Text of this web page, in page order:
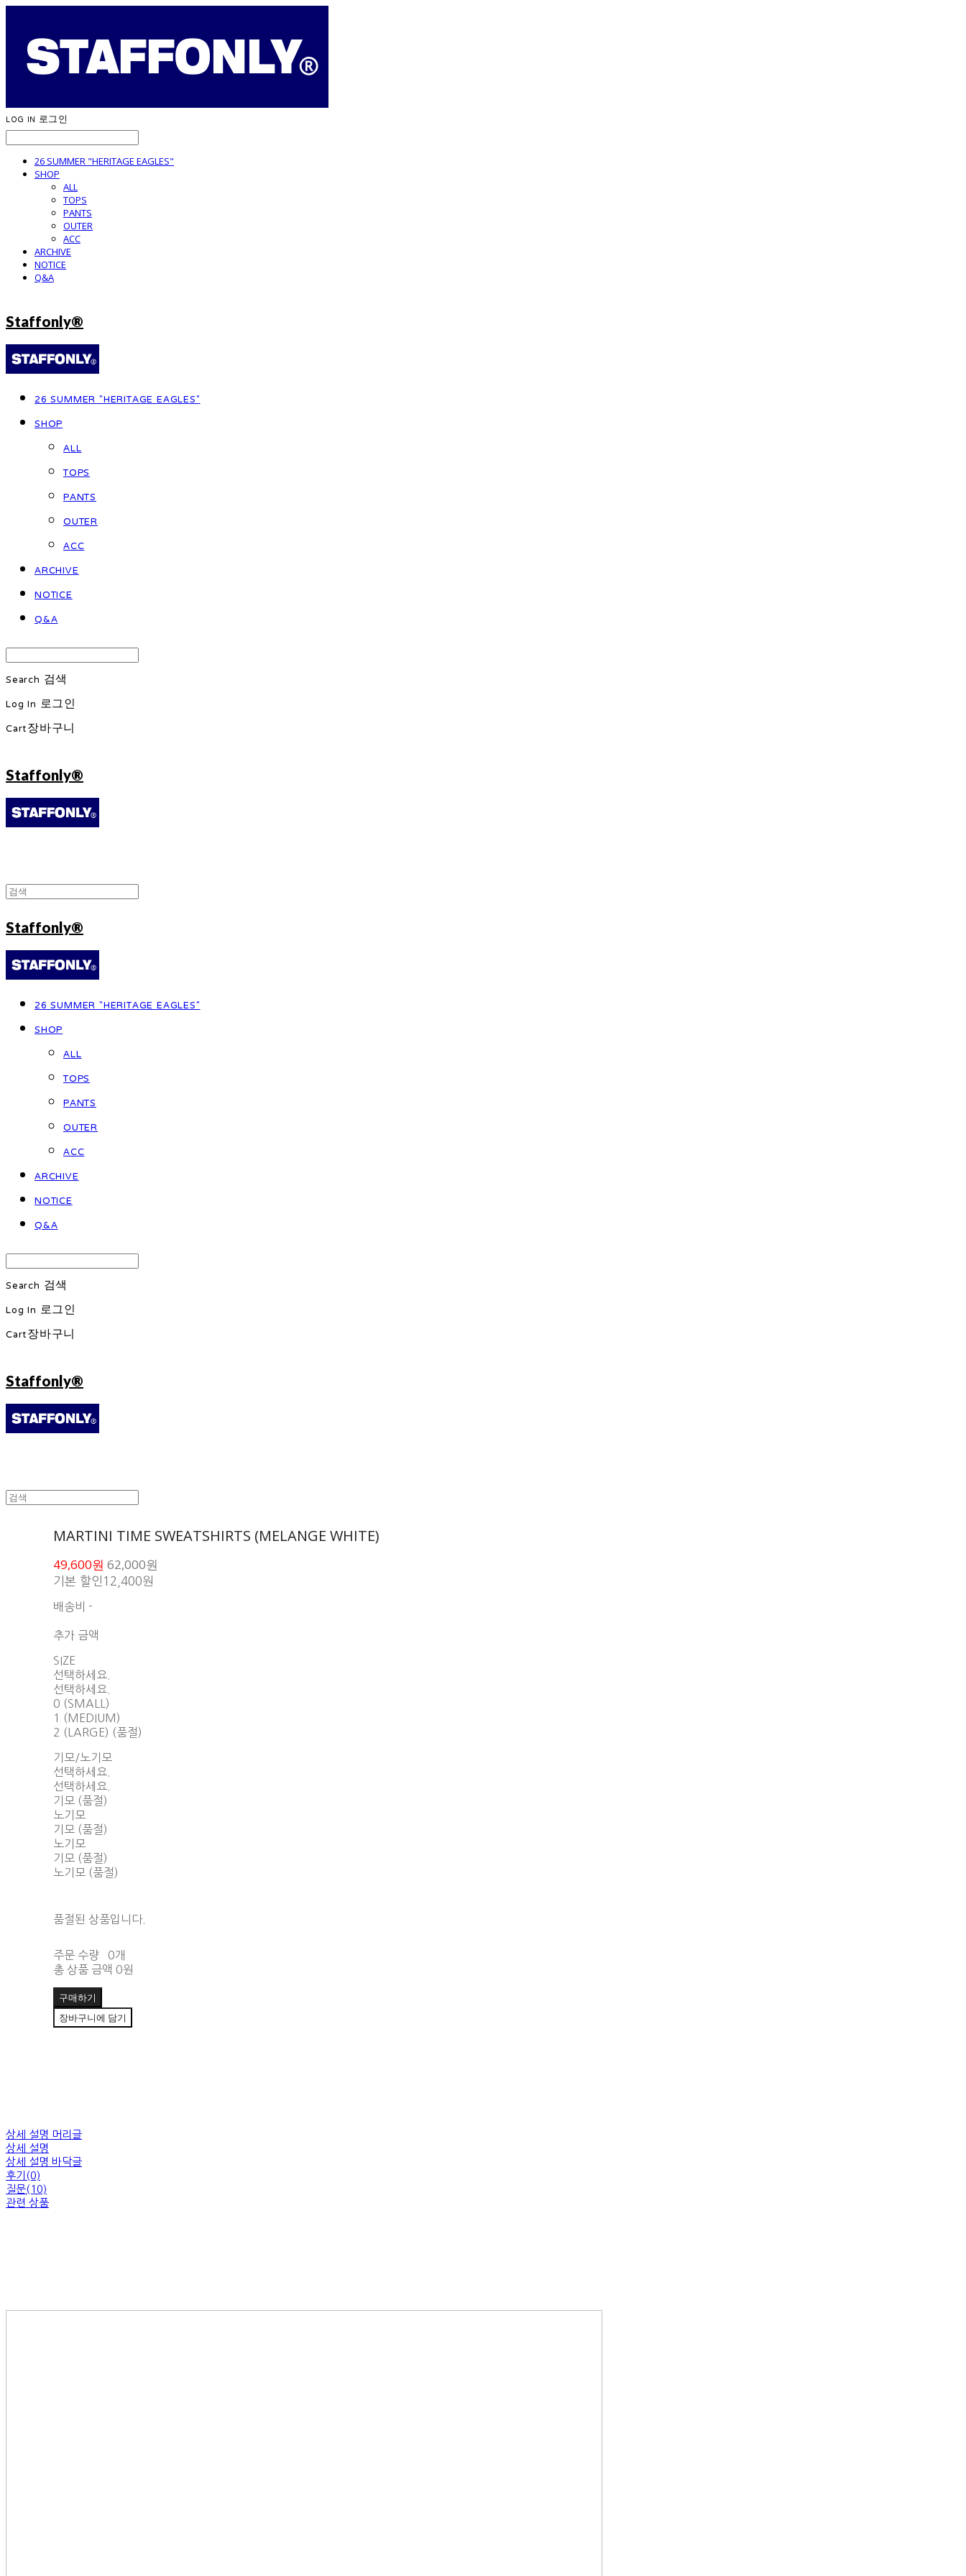
LOG IN 로그인
26 SUMMER "HERITAGE EAGLES"
SHOP
ALL
TOPS
PANTS
OUTER
ACC
ARCHIVE
NOTICE
Q&A
Staffonly®
26 SUMMER "HERITAGE EAGLES"
SHOP
ALL
TOPS
PANTS
OUTER
ACC
ARCHIVE
NOTICE
Q&A
Search 검색
Log In 로그인
Cart장바구니
Staffonly®
Staffonly®
26 SUMMER "HERITAGE EAGLES"
SHOP
ALL
TOPS
PANTS
OUTER
ACC
ARCHIVE
NOTICE
Q&A
Search 검색
Log In 로그인
Cart장바구니
Staffonly®
MARTINI TIME SWEATSHIRTS (MELANGE WHITE)
49,600원62,000원
기본 할인 12,400원
배송비 -
추가 금액
SIZE
선택하세요.
선택하세요.
0 (SMALL)
1 (MEDIUM)
2 (LARGE) (품절)
기모/노기모
선택하세요.
선택하세요.
기모 (품절)
노기모
기모 (품절)
노기모
기모 (품절)
노기모 (품절)
품절된 상품입니다.
주문 수량
0개
총 상품 금액 0원
구매하기
장바구니에 담기
상세 설명 머리글
상세 설명
상세 설명 바닥글
후기(0)
질문(10)
관련 상품